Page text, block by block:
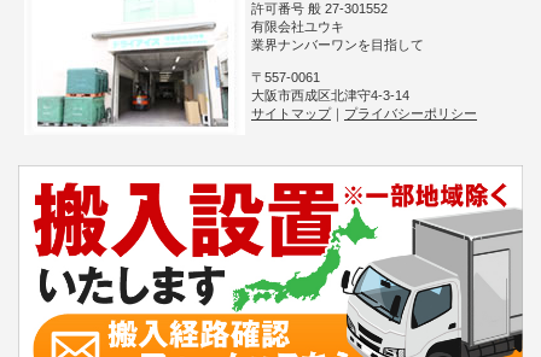
許可番号 般 27-301552
有限会社ユウキ
業界ナンバーワンを目指して
〒557-0061
大阪市西成区北津守4-3-14
サイトマップ
プライバシーポリシー